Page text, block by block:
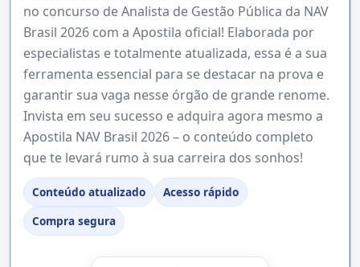
no concurso de Analista de Gestão Pública da NAV
Brasil 2026 com a Apostila oficial! Elaborada por
especialistas e totalmente atualizada, essa é a sua
ferramenta essencial para se destacar na prova e
garantir sua vaga nesse órgão de grande renome.
Invista em seu sucesso e adquira agora mesmo a
Apostila NAV Brasil 2026 – o conteúdo completo
que te levará rumo à sua carreira dos sonhos!
Conteúdo atualizado
Acesso rápido
Compra segura